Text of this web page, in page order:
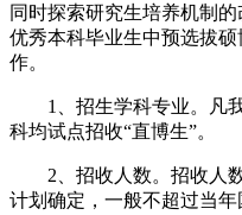
同时探索研究生培养机制
优秀本科毕业生中预选拔
作。
1、招生学科专业。凡我
科均试点招收“直博生”。
2、招收人数。招收人数
计划确定，一般不超过当